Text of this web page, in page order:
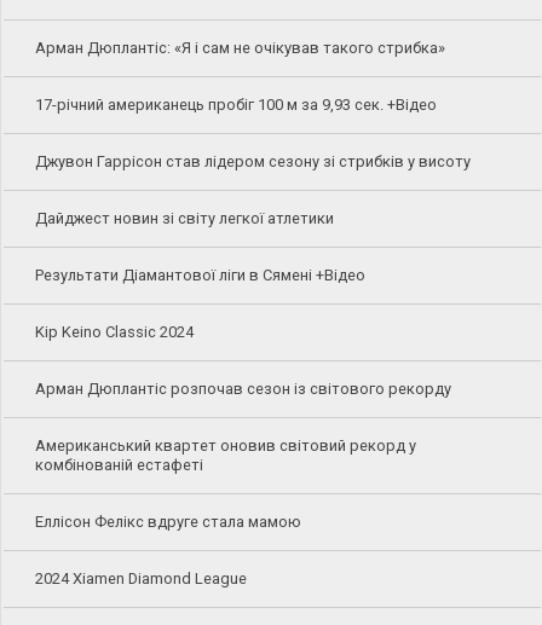
Арман Дюплантіс: «Я і сам не очікував такого стрибка»
17-річний американець пробіг 100 м за 9,93 сек. +Відео
Джувон Гаррісон став лідером сезону зі стрибків у висоту
Дайджест новин зі світу легкої атлетики
Результати Діамантової ліги в Сямені +Відео
Kip Keino Classic 2024
Арман Дюплантіс розпочав сезон із світового рекорду
Американський квартет оновив світовий рекорд у
комбінованій естафеті
Еллісон Фелікс вдруге стала мамою
2024 Xiamen Diamond League